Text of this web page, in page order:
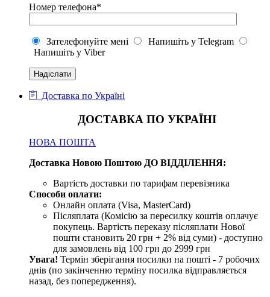
Номер телефона*
Зателефонуйте мені
Напишіть у Telegram
Напишіть у Viber
Доставка по Україні
ДОСТАВКА ПО УКРАЇНІ
НОВА ПОШТА
Доставка Новою Поштою ДО ВІДДІЛЕННЯ:
Вартість доставки по тарифам перевізника
Способи оплати:
Онлайн оплата (Visa, MasterCard)
Післяплата (Комісію за пересилку коштів оплачує
покупець. Вартість переказу післяплати Нової
пошти становить 20 грн + 2% від суми) - доступно
для замовлень від 100 грн до 2999 грн
Увага! Термін зберігання посилки на пошті - 7 робочих
днів (по закінченню терміну посилка відправляється
назад, без попередження).